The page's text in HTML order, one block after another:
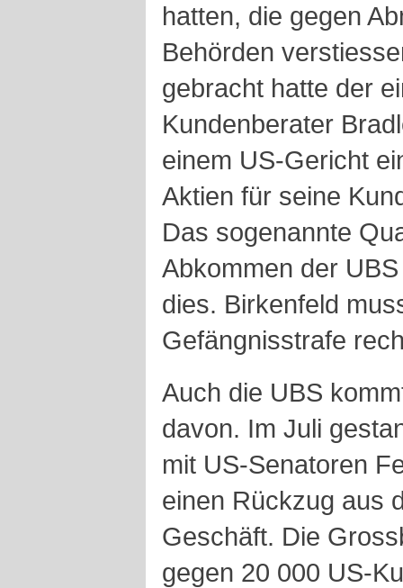
hatten, die gegen
Behörden
gebracht hatte der
Kundenberater
einem US-Gericht
Aktien für seine
Das sogenannte
Abkommen der
dies. Birkenfeld
Gefängnisstrafe
Auch die UBS
davon. Im Juli
mit US-Senatoren
einen Rückzug aus
Geschäft. Die
gegen 20 000 US-